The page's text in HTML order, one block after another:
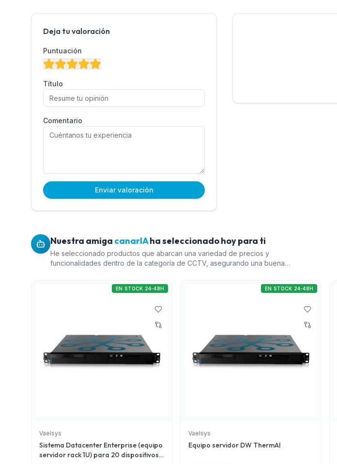
Deja tu valoración
Puntuación
Título
Comentario
Enviar valoración
Nuestra amiga canarIAha seleccionado hoy para ti
He seleccionado productos que abarcan una variedad de precios y
funcionalidades dentro de la categoría de CCTV, asegurando una buena
servidor DW ThermAI' son opciones robustas para grandes instalaciones de
videovigilancia con capacidades de ampliación y procesamiento térmico. El
almacenamiento confiable y duradero. Finalmente, el 'Equipo servidor (rack
1U) de analítica DeepWall' ofrece una potente solución de análisis perimetral,
complementando los otros productos seleccionados para crear un sistema
integral de videovigilancia eficiente.
Vaelsys
Sistema Datacenter Enterprise (equipo
servidor rack 1U) para 20 dispositivos
EN STOCK 24-48H
Vaelsys
Equipo servidor DW ThermAI
EN STOCK 24-48H